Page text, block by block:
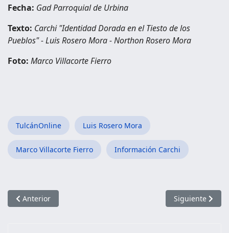
Fecha: Gad Parroquial de Urbina
Texto: Carchi "Identidad Dorada en el Tiesto de los
Pueblos" - Luis Rosero Mora - Northon Rosero Mora
Foto: Marco Villacorte Fierro
TulcánOnline Luis Rosero Mora
Marco Villacorte Fierro Información Carchi
Artículo anterior: Parroquia García Moreno
Anterior Artículo
Siguiente